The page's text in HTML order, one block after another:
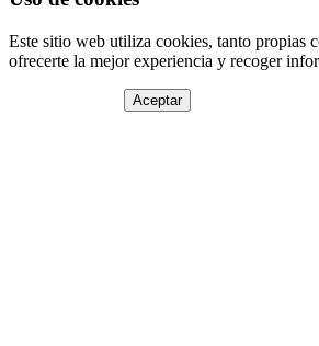
Este sitio web utiliza cookies, tanto propias
ofrecerte la mejor experiencia y recoger
Aceptar